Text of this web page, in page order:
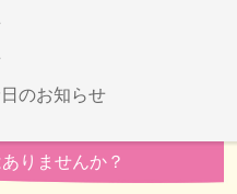
のお知らせ
りませんか？